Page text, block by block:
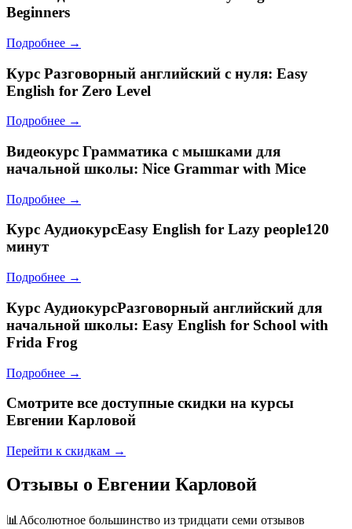
Beginners
Подробнее →
Курс Разговорный английский с нуля: Easy
English for Zero Level
Подробнее →
Видеокурс Грамматика с мышками для
начальной школы: Nice Grammar with Mice
Подробнее →
Курс АудиокурсEasy English for Lazy people120
минут
Подробнее →
Курс АудиокурсРазговорный английский для
начальной школы: Easy English for School with
Frida Frog
Подробнее →
Смотрите все доступные скидки на курсы
Евгении Карловой
Перейти к скидкам →
Отзывы о Евгении Карловой
📊 Абсолютное большинство из тридцати семи отзывов